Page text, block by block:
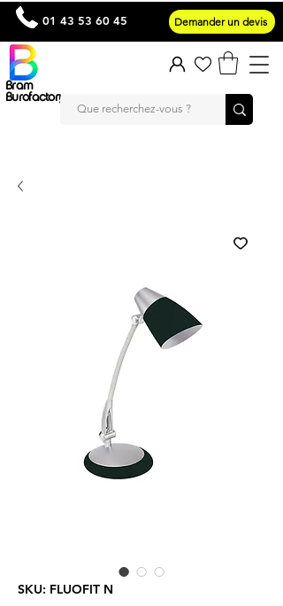
Bram
Burofactory
01 43 53 60 45 Demander un devis
SKU: FLUOFIT N